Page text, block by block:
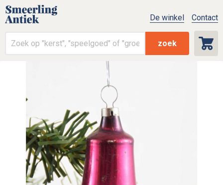
zoek
De winkel Contact